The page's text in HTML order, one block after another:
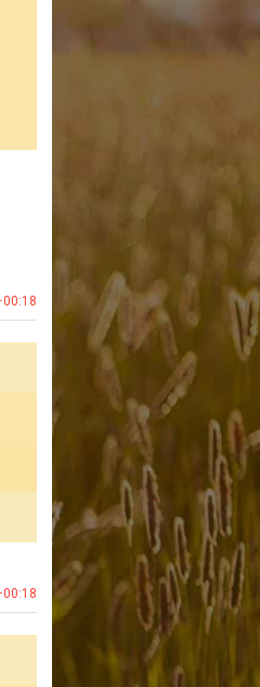
00:18
00:18